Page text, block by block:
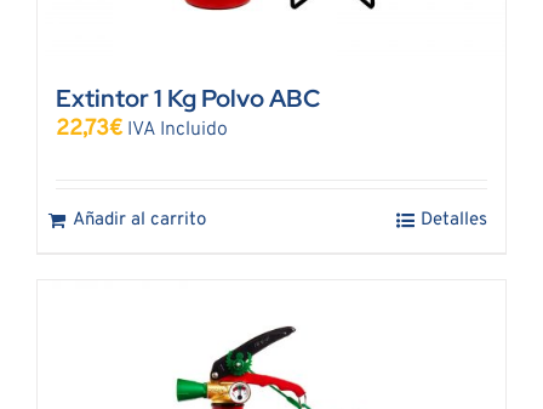
Extintor 1 Kg Polvo ABC
22,73€ IVA Incluido
Añadir al carrito Detalles